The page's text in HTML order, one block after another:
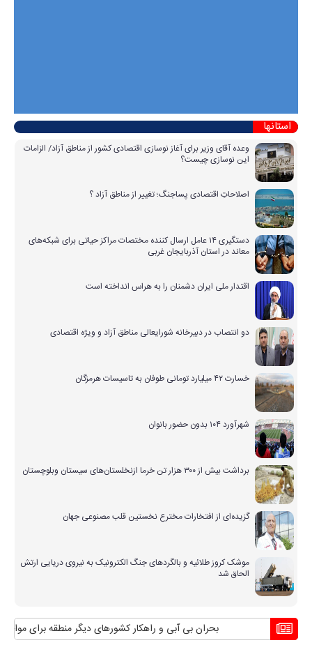
استانها
وعده آقای وزیر برای آغاز نوسازی اقتصادی کشور از مناطق آزاد/ الزامات
این نوسازی چیست؟
اصلاحاتِ اقتصادی پساجنگ؛ تغییر از مناطق آزاد ؟
دستگیری ۱۴ عامل ارسال کننده مختصات مراکز حیاتی برای شبکه‌های
معاند در استان آذربایجان غربی
اقتدار ملی ایران دشمنان را به هراس انداخته است
دو انتصاب در دبیرخانه شورایعالی مناطق آزاد و ویژه اقتصادی
خسارت ۴۲ میلیارد تومانی طوفان به تاسیسات هرمزگان
شهرآورد ۱۰۴ بدون حضور بانوان
برداشت بیش از ۳۰۰ هزار تن خرما ازنخلستان‌های سیستان وبلوچستان
گزیده‌ای از افتخارات مخترع نخستین قلب مصنوعی جهان
موشک کروز طلائیه و بالگردهای جنگ الکترونیک به نیروی دریایی ارتش
الحاق شد
بحران بی آبی و راهکار کشورهای دیگر منطقه برای مواجهه